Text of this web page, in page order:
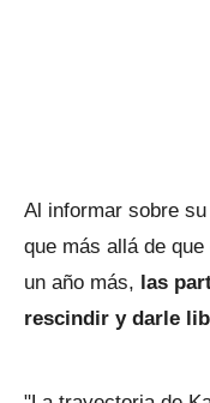
Al informar sobre
que más allá de
un año más, las
rescindir y darle